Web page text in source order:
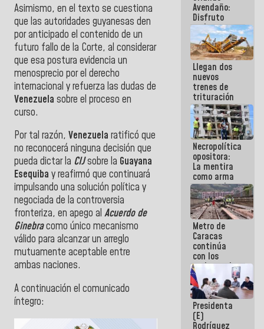
Asimismo, en el texto se cuestiona
que las autoridades guyanesas den
por anticipado el contenido de un
futuro fallo de la Corte, al considerar
que esa postura evidencia un
menosprecio por el derecho
internacional y refuerza las dudas de
Venezuela sobre el proceso en
curso.
Por tal razón, Venezuela ratificó que
no reconocerá ninguna decisión que
pueda dictar la CIJsobre la Guayana
Esequiba y reafirmó que continuará
impulsando una solución política y
negociada de la controversia
fronteriza, en apego al Acuerdo de
Ginebracomo único mecanismo
válido para alcanzar un arreglo
mutuamente aceptable entre
ambas naciones.
A continuación el comunicado
íntegro:
Avendaño:
Disfruto
cada vez
que escribes
porque lo
que haces
es
embarrarla
Llegan dos
nuevos
trenes de
trituración
para
optimizar
manejo de
escombros
en La Guaira
Necropolítica
opositora:
La mentira
como arma
contra el
Pueblo
Metro de
Caracas
continúa
con los
trabajos de
mantenimiento
e inspección
en la Línea 2
Presidenta
(E)
Rodríguez